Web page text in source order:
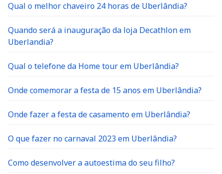
Qual o melhor chaveiro 24 horas de Uberlândia?
Quando será a inauguração da loja Decathlon em
Uberlandia?
Qual o telefone da Home tour em Uberlândia?
Onde comemorar a festa de 15 anos em Uberlândia?
Onde fazer a festa de casamento em Uberlândia?
O que fazer no carnaval 2023 em Uberlândia?
Como desenvolver a autoestima do seu filho?